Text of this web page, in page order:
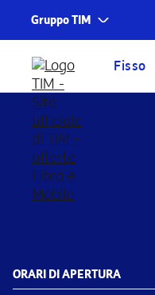
Gruppo TIM
Corporate
Chi siamo
Fondazione TIM
Fisso
Home Page
ORARI DI APERTURA